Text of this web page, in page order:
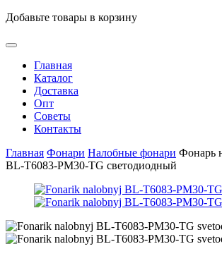
Добавьте товары в корзину
Главная
Каталог
Доставка
Опт
Советы
Контакты
Главная Фонари Налобные фонари Фонарь
BL-T6083-PM30-TG светодиодный